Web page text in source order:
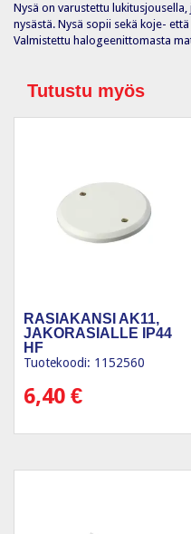
Nysä on varustettu
nysästä. Nysä sopii sekä koje-
Valmistettu halogeenittomasta
Tutustu myös
RASIAKANSI AK11,
JAKORASIALLE IP44
HF
Tuotekoodi: 1152560
6,40 €